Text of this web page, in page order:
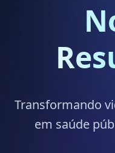
Transformando
em saúde